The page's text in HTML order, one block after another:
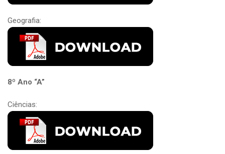
Geografia:
8º Ano “A”
Ciências: